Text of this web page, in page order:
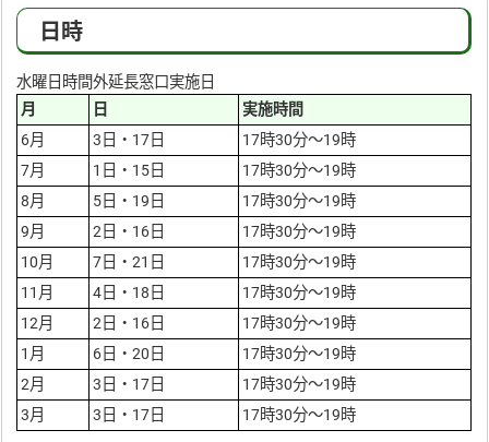
日時
水曜日時間外延長窓口実施日
月
日
実施時間
6月
3日・17日
17時30分～19時
7月
1日・15日
17時30分～19時
8月
5日・19日
17時30分～19時
9月
2日・16日
17時30分～19時
10月
7日・21日
17時30分～19時
11月
4日・18日
17時30分～19時
12月
2日・16日
17時30分～19時
1月
6日・20日
17時30分～19時
2月
3日・17日
17時30分～19時
3月
3日・17日 17時30分～19時